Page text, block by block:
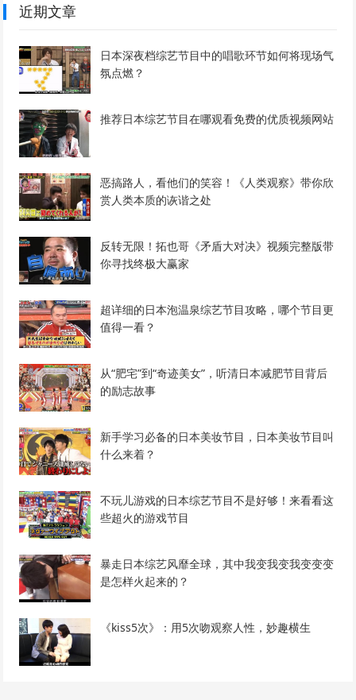
近期文章
日本深夜档综艺节目中的唱歌环节如何将现场气
氛点燃？
推荐日本综艺节目在哪观看免费的优质视频网站
恶搞路人，看他们的笑容！《人类观察》带你欣
赏人类本质的诙谐之处
反转无限！拓也哥《矛盾大对决》视频完整版带
你寻找终极大赢家
超详细的日本泡温泉综艺节目攻略，哪个节目更
值得一看？
从“肥宅”到“奇迹美女”，听清日本减肥节目背后
的励志故事
新手学习必备的日本美妆节目，日本美妆节目叫
什么来着？
不玩儿游戏的日本综艺节目不是好够！来看看这
些超火的游戏节目
暴走日本综艺风靡全球，其中我变我变我变变变
是怎样火起来的？
《kiss5次》：用5次吻观察人性，妙趣横生